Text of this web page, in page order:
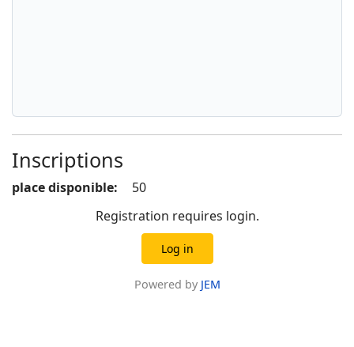
Inscriptions
place disponible:
50
Registration requires login.
Log in
Powered by JEM